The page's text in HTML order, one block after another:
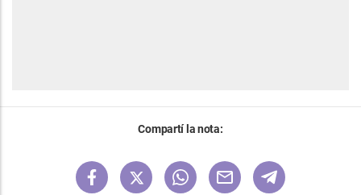
Compartí la nota: